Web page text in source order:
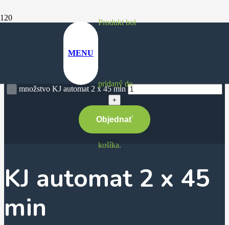
MENU
Produktbol
pridaný do
košíka.
€
Pôvodná cena bola:
€Aktuálna cena je: 90 €.
množstvo KJ automat 2 x 45 min
Objednať
KJ automat 2 x 45
min